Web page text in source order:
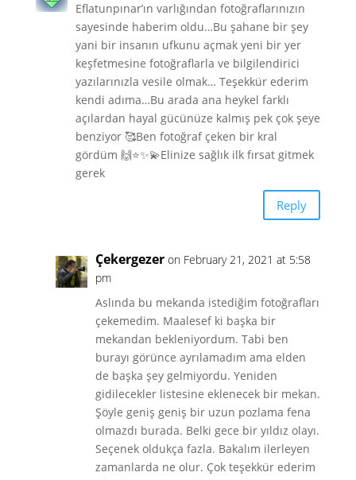
Eflatunpınar’ın varlığından fotoğraflarınızın
sayesinde haberim oldu…Bu şahane bir şey
yani bir insanın ufkunu açmak yeni bir yer
keşfetmesine fotoğraflarla ve bilgilendirici
yazılarınızla vesile olmak… Teşekkür ederim
kendi adıma…Bu arada ana heykel farklı
açılardan hayal gücünüze kalmış pek çok şeye
benziyor 🥰Ben fotoğraf çeken bir kral
gördüm 🙌⭐✨💫Elinize sağlık ilk fırsat gitmek
gerek
Reply
Çekergezer on February 21, 2021 at 5:58
pm
Aslında bu mekanda istediğim fotoğrafları
çekemedim. Maalesef ki başka bir
mekandan bekleniyordum. Tabi ben
burayı görünce ayrılamadım ama elden
de başka şey gelmiyordu. Yeniden
gidilecekler listesine eklenecek bir mekan.
Şöyle geniş geniş bir uzun pozlama fena
olmazdı burada. Belki gece bir yıldız olayı.
Seçenek oldukça fazla. Bakalım ilerleyen
zamanlarda ne olur. Çok teşekkür ederim